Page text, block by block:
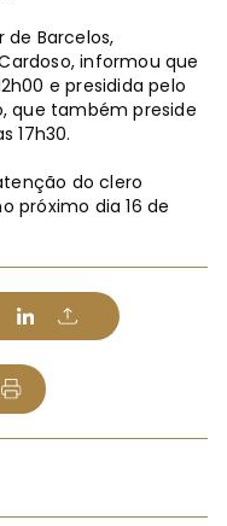
de Barcelos,
informou que
e presidida pelo
que também preside
17h30.
do clero
próximo dia 16 de